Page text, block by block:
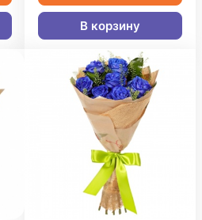
В корзину